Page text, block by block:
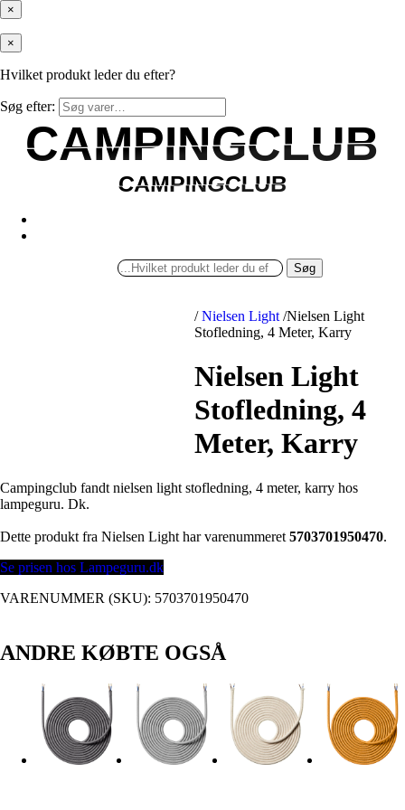
×
×
Hvilket produkt leder du efter?
Søg efter:
CAMPINGCLUB
CAMPINGCLUB
CAMPINGCLUB
CAMPINGCLUB
Søg
/ Nielsen Light /Nielsen Light
Stofledning, 4 Meter, Karry
Nielsen Light
Stofledning, 4
Meter, Karry
Campingclub fandt nielsen light stofledning, 4 meter, karry hos
lampeguru. Dk.
Dette produkt fra Nielsen Light har varenummeret 5703701950470.
Se prisen hos Lampeguru.dk
VARENUMMER (SKU): 5703701950470
ANDRE KØBTE OGSÅ